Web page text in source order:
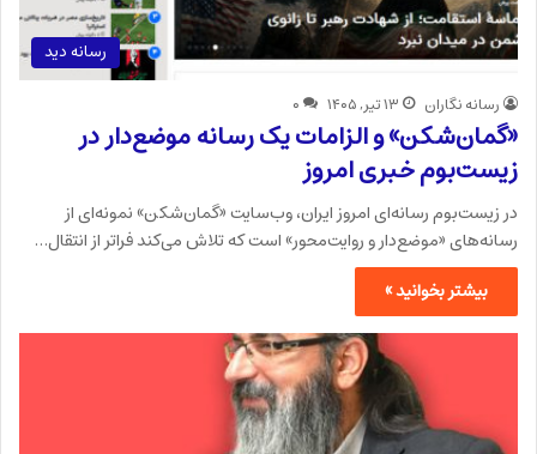
رسانه دید
رسانه نگاران ۱۳ تیر, ۱۴۰۵ ۰
«گمان‌شکن» و الزامات یک رسانه موضع‌دار در
زیست‌بوم خبری امروز
در زیست‌بوم رسانه‌ای امروز ایران، وب‌سایت «گمان‌شکن» نمونه‌ای از
رسانه‌های «موضع‌دار و روایت‌محور» است که تلاش می‌کند فراتر از انتقال…
بیشتر بخوانید »